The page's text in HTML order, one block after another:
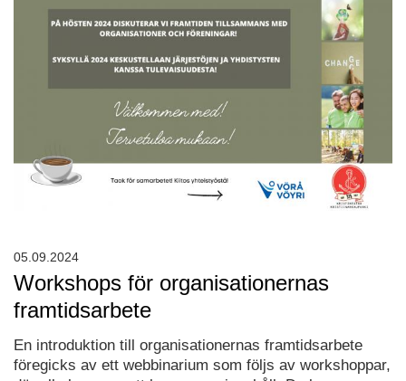
Workshops för organisationernas
framtidsarbete
En introduktion till organisationernas framtidsarbete
föregicks av ett webbinarium som följs av workshoppar,
05.09.2024